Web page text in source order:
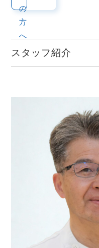
の
方
へ
スタッフ紹介